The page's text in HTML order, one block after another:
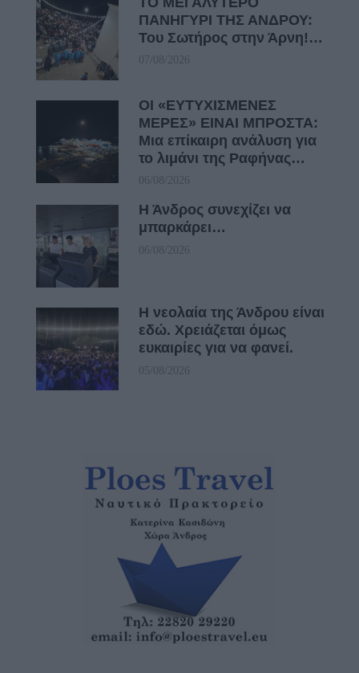
ΠΑΝΗΓΥΡΙ ΤΗΣ ΑΝΔΡΟΥ:
Του Σωτήρος στην Άρνη!…
07/08/2026
ΟΙ «ΕΥΤΥΧΙΣΜΕΝΕΣ
ΜΕΡΕΣ» ΕΙΝΑΙ ΜΠΡΟΣΤΑ:
Μια επίκαιρη ανάλυση για
το λιμάνι της Ραφήνας…
06/08/2026
Η Άνδρος συνεχίζει να
μπαρκάρει…
06/08/2026
Η νεολαία της Άνδρου είναι
εδώ. Χρειάζεται όμως
ευκαιρίες για να φανεί.
05/08/2026